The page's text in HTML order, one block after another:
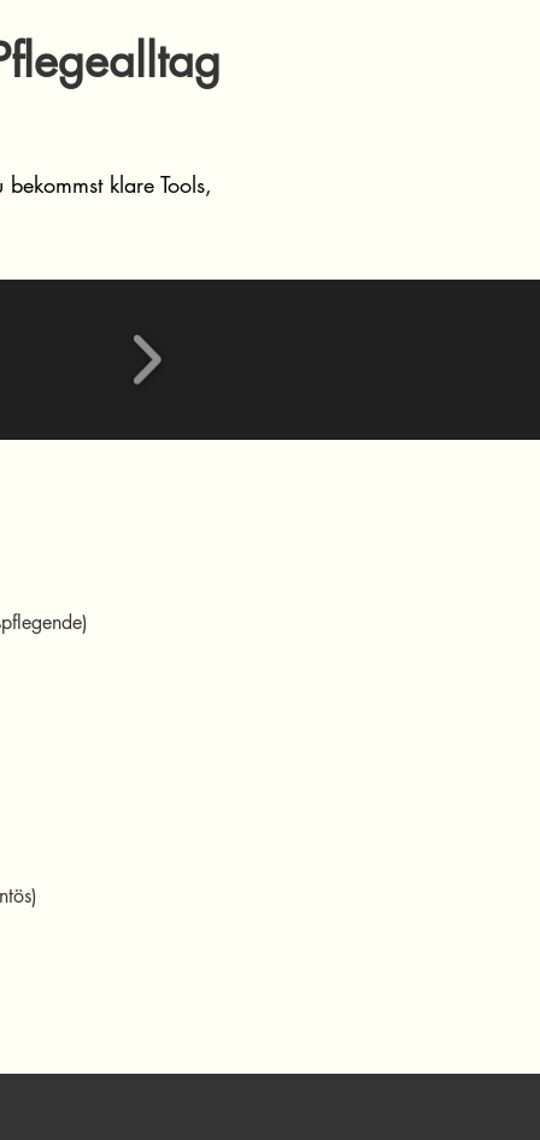
klare Tools,